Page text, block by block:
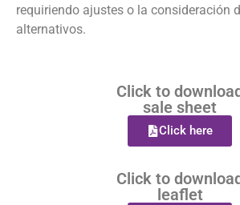
requiriendo ajustes o la consideración
alternativos.
Click to
sale sheet
Click here
Click to
leaflet